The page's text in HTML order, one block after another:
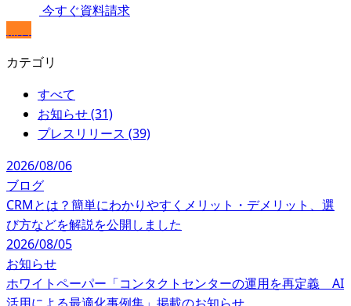
今すぐ資料請求
カテゴリ
すべて
お知らせ (31)
プレスリリース (39)
2026/08/06
ブログ
CRMとは？簡単にわかりやすくメリット・デメリット、選
び方などを解説を公開しました
2026/08/05
お知らせ
ホワイトペーパー「コンタクトセンターの運用を再定義 AI